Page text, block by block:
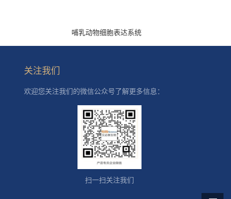
哺乳动物细胞表达系统
关注我们
欢迎您关注我们的微信公众号了解更多信息：
扫一扫关注我们